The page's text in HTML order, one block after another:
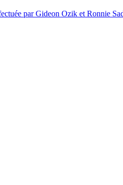
par Gideon Ozik et Ronnie